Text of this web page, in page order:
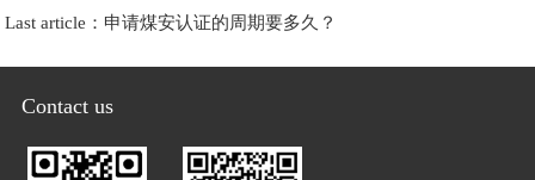
Last article： 申请煤安认证的周期要多久？
Contact us